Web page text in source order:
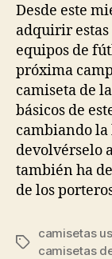
Desde este
adquirir
equipos de
próxima
camiseta de
básicos de
cambiando
devolvérselo
también ha
de los
Etiquetas
camisetas
camisetas